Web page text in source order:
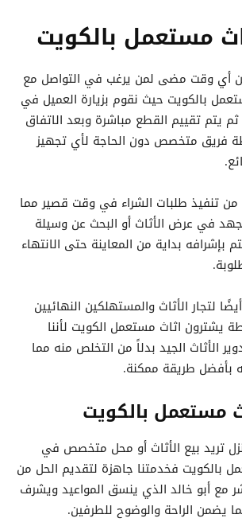
مستعمل بالكويت
أي وقت مضى لمن يرغب في التواصل مع
بالكويت حيث نقوم بزيارة العميل في
يتم تقييم القطع مباشرة وبعد الاتفاق
فريق متخصص دون الحاجة لأي تجهيز
من تنفيذ طلبات الشراء في وقت قصير مما
في عرض الأثاث أو البحث عن وسيلة
بداية من المعاينة حتى الانتهاء
لتجار الأثاث والمستهلكين النهائيين
يشترون اثاث مستعمل الكويت لأننا
الأثاث الجيد بدلاً من التخلص منه مما
بأفضل طريقة ممكنة.
مستعمل بالكويت
تريد بيع الأثاث أو محل متخصص في
بالكويت فخدمتنا جاهزة لتقديم الحل من
مع أبو خالد الذي ينسق المواعيد ويشرف
يضمن الراحة والوضوح للطرفين.